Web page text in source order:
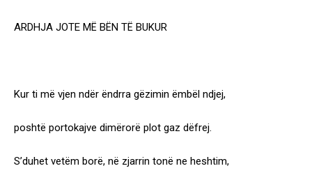
ARDHJA JOTE MË BËN TË BUKUR
Kur ti më vjen ndër ëndrra gëzimin ëmbël ndjej,
poshtë portokajve dimërorë plot gaz dëfrej.
S’duhet vetëm borë, në zjarrin tonë ne heshtim,